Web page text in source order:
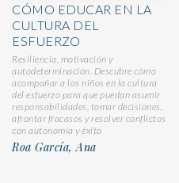
CÓMO EDUCAR EN LA
CULTURA DEL
ESFUERZO
Resiliencia, motivación y
autodeterminación. Descubre cómo
acompañar a los niños en la cultura
del esfuerzo para que puedan asumir
responsabilidades, tomar decisiones,
afrontar fracasos y resolver conflictos
con autonomía y éxito
Roa García, Ana